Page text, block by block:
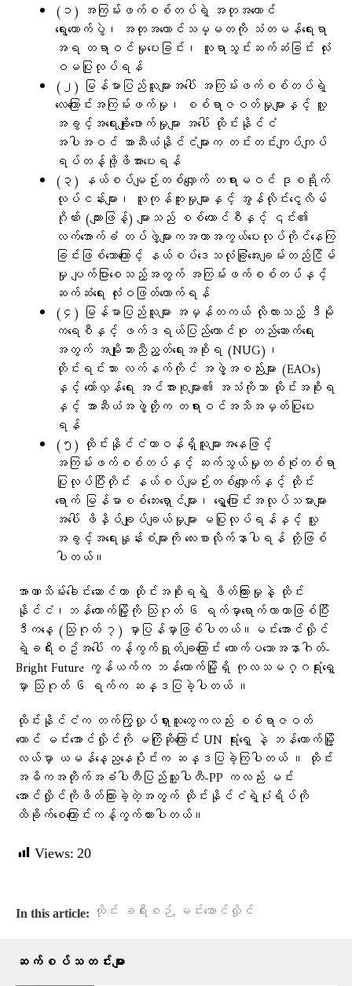
(၁) အကြမ်းဖက်စစ်တပ်ရဲ့ အတုအယောင်
ရွေးကောက်ပွဲ၊ အတုအယောင်သမ္မတကို သံတမန်ရေးရာ
အရ တရာဝင်မှုပေးခြင်း၊ လူရာသွင်းဆက်ဆံခြင်း လုံး
ဝမပြုလုပ်ရန်
(၂) မြန်မာပြည်သူများအပေါ် အကြမ်းဖက်စစ်တပ်ရဲ့
လေကြောင်းအကြမ်းဖက်မှု၊ စစ်ရာဇဝတ်မှုများနှင့် လူ့
အခွင့်အရေးချိုးဖောက်မှုများ အပေါ် ထိုင်းနိုင်ငံ
အပါအဝင် အာဆီယံနိုင်ငံများက တင်းတင်းကျပ်ကျပ်
ရပ်တန့်ဖို့ဖိအားပေးရန်
(၃) နယ်စပ်မျဉ်းတစ်လျှောက် တရားမဝင် ဒုစရိုက်
လုပ်ငန်းများ၊ လူကုန်ကူးမှုများနှင့် အွန်လိုင်းငွေလိမ်
ဂိုဏ်း (ကျားဖြန့်) များသည် စစ်ကောင်စီနှင့် ၎င်း၏
လက်အောက်ခံ တပ်ဖွဲ့များကအကာအကွယ်ပေးလုပ်ကိုင်နေကြ
ခြင်းဖြစ်သောကြောင့် နယ်စပ်ဒေသလုံခြုံအေးချမ်းတည်ငြိမ်
မှု ပျက်ပြားစေသည့်အတွက် အကြမ်းဖက်စစ်တပ်နှင့်
ဆက်ဆံရေး လုံးဝဖြတ်တောက်ရန်
(၄) မြန်မာပြည်သူများ အမှန်တကယ် လိုလားသည့် ဒီမို
ကရေစီနှင့် ဖက်ဒရယ်ပြည်ထောင်စု တည်ဆောက်ရေး
အတွက် အမျိုးသားညီညွတ်ရေးအစိုးရ (NUG)၊
တိုင်းရင်းသား လက်နက်ကိုင် အဖွဲ့အစည်းများ (EAOs)
နှင့် တော်လှန်ရေး အင်အားစုများ၏ အသံကိုသာ ထိုင်းအစိုးရ
နှင့် အာဆီယံအဖွဲ့တို့က တရားဝင်အသိအမှတ်ပြုပေး
ရန်
(၅) ထိုင်းနိုင်ငံတာဝန်ရှိသူများအနေဖြင့်
အကြမ်းဖက်စစ်တပ်နှင့် ဆက်သွယ်မှုတစ်စုံတစ်ရာ
ပြုလုပ်ပြီးတိုင်း နယ်စပ်မျဉ်းတစ်လျှောက်နှင့် ထိုင်း
ရောက် မြန်မာစစ်ဘေးရှောင်များ၊ ရွှေ့ပြောင်းအလုပ်သမားများ
အပေါ် ဖိနှိပ်ချုပ်ချယ်မှုများ မပြုလုပ်ရန်နှင့် လူ့
အခွင့်အရေးနှုန်းစံများကို လေးစားလိုက်နာပါရန် တို့ဖြစ်
ပါတယ်။
အာဏာသိမ်း​ခေါင်း​​ဆောင်ဟာ ထိုင်းအစိုးရရဲ့ ဖိတ်ကြားမှုနဲ့ ထိုင်း
နိုင်ငံ၊ဘန်​ကောက်မြို့ကို သြဂုတ် ၆ ရက်မှာ​ရောက်လာတာဖြစ်ပြီး
ဒီက​နေ့ (သြဂုတ် ၇) မှာပြန်မှာဖြစ်ပါတယ်။မင်း​အောင်လှိုင်
ရဲ့ခရီးစဥ်အ​ပေါ် ကန့်ကွက်ရှုတ်ချ​ကြောင်း ​တောက်ပ​သောအနာဂါတ်-
Bright Future ကွန်ယက်က ဘန်​ကောက်မြို့ရှိ ကုလသမဂ္ဂရုံး​ရှေ့
မှာ သြဂုတ် ၆ ရက်က ဆန္ဒပြခဲ့ပါတယ် ။
ထိုင်းနိုင်ငံက တက်ကြွလှုပ်ရှားသူ​တွေကလည်း စစ်ရာဇဝတ်​
ကောင် မင်း​​အောင်လှိုင်ကို မကြိုဆို​ကြောင်း UN ရုံး​ရှေ့ နဲ့ ဘန်​ကောက်မြို့
လယ်မှာ ယမန်​နေ့ည​နေပိုင်းက ဆန္ဒပြခဲ့ကြပါတယ် ။ ထိုင်း
အဓိကအတိုက်အခံပါတီပြည်သူ့ပါတီ-PP ကလည်း မင်း​
အောင်လှိုင်ကိုဖိတ်ကြားခဲ့တဲ့အတွက် ထိုင်းနိုင်ငံရဲ့ပုံရိပ်ကို
ထိခိုက်​စေ​ကြောင်းကန့်ကွက်ထားပါတယ်။
Views: 20
In this article: ထိုင်း ခရီးစဉ်, မင်းအောင်လှိုင်
ဆက်စပ်သတင်းများ